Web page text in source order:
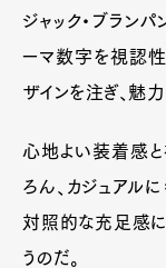
ジャック・ブラン
ーマ数字を視認
ザインを注ぎ、魅
心地よい装着感と
ろん、カジュアル
対照的な充足感
うのだ。